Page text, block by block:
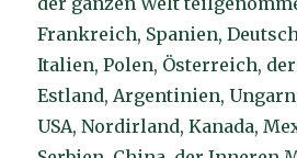
Frankreich, Spanien,
Italien, Polen, Österreich,
Estland, Argentinien,
USA, Nordirland, Kanada,